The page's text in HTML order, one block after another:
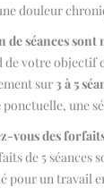
douleur
de séances sont
de votre objectif
sur 3 à 5
ponctuelle, une
vous des
de 5
pour un travail